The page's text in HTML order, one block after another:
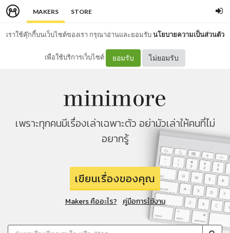
MAKERS STORE
เราใช้คุ๊กกี้บนเว็บไซต์ของเรา กรุณาอ่านและยอมรับนโยบายความเป็นส่วนตัว
เพื่อใช้บริการเว็บไซต์ ยอมรับ ไม่ยอมรับ
เพราะทุกคนมีเรื่องเล่าเฉพาะตัว อย่ามัวเล่าให้คนที่ไม่
อยากรู้
เขียนเรื่องของคุณ
Makers คืออะไร? คู่มือการใช้งาน